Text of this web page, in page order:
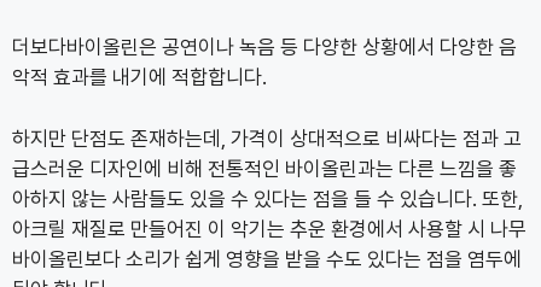
더보다바이올린은 공연이나 녹음 등 다양한 상황에서 다양한 음
악적 효과를 내기에 적합합니다.
하지만 단점도 존재하는데, 가격이 상대적으로 비싸다는 점과 고
급스러운 디자인에 비해 전통적인 바이올린과는 다른 느낌을 좋
아하지 않는 사람들도 있을 수 있다는 점을 들 수 있습니다. 또한,
아크릴 재질로 만들어진 이 악기는 추운 환경에서 사용할 시 나무
바이올린보다 소리가 쉽게 영향을 받을 수도 있다는 점을 염두에